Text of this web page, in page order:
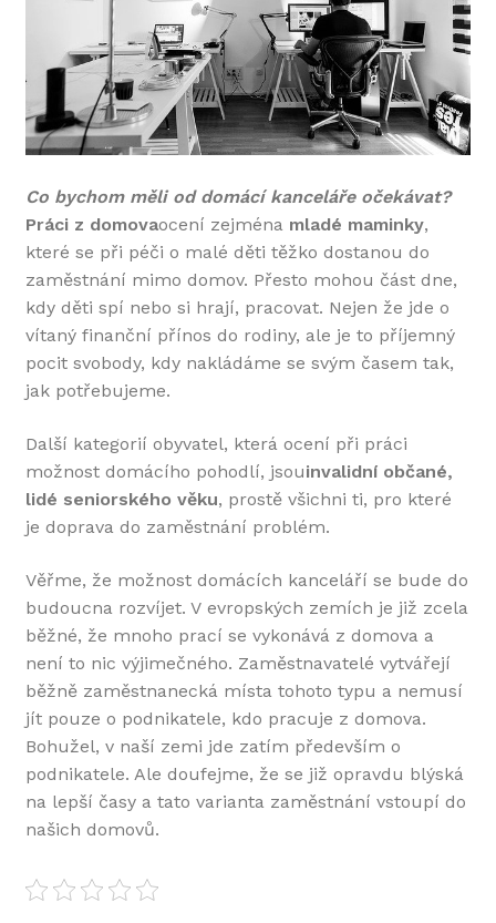
Co bychom měli od domácí kanceláře očekávat?
Práci z domovaocení zejména mladé maminky,
které se při péči o malé děti těžko dostanou do
zaměstnání mimo domov. Přesto mohou část dne,
kdy děti spí nebo si hrají, pracovat. Nejen že jde o
vítaný finanční přínos do rodiny, ale je to příjemný
pocit svobody, kdy nakládáme se svým časem tak,
jak potřebujeme.
Další kategorií obyvatel, která ocení při práci
možnost domácího pohodlí, jsouinvalidní občané,
lidé seniorského věku, prostě všichni ti, pro které
je doprava do zaměstnání problém.
Věřme, že možnost domácích kanceláří se bude do
budoucna rozvíjet. V evropských zemích je již zcela
běžné, že mnoho prací se vykonává z domova a
není to nic výjimečného. Zaměstnavatelé vytvářejí
běžně zaměstnanecká místa tohoto typu a nemusí
jít pouze o podnikatele, kdo pracuje z domova.
Bohužel, v naší zemi jde zatím především o
podnikatele. Ale doufejme, že se již opravdu blýská
na lepší časy a tato varianta zaměstnání vstoupí do
našich domovů.